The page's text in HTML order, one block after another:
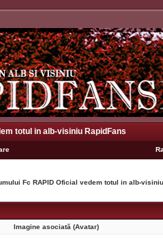
totul in alb-visiniu RapidFans
Fc RAPID Oficial vedem totul in alb-
Imagine asociată (Avatar)